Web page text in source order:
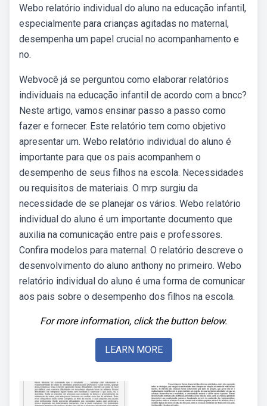
Webo relatório individual do aluno na educação infantil,
especialmente para crianças agitadas no maternal,
desempenha um papel crucial no acompanhamento e
no.
Webvocê já se perguntou como elaborar relatórios
individuais na educação infantil de acordo com a bncc?
Neste artigo, vamos ensinar passo a passo como
fazer e fornecer. Este relatório tem como objetivo
apresentar um. Webo relatório individual do aluno é
importante para que os pais acompanhem o
desempenho de seus filhos na escola. Necessidades
ou requisitos de materiais. O mrp surgiu da
necessidade de se planejar os vários. Webo relatório
individual do aluno é um importante documento que
auxilia na comunicação entre pais e professores.
Confira modelos para maternal. O relatório descreve o
desenvolvimento do aluno anthony no primeiro. Webo
relatório individual do aluno é uma forma de comunicar
aos pais sobre o desempenho dos filhos na escola.
For more information, click the button below.
LEARN MORE